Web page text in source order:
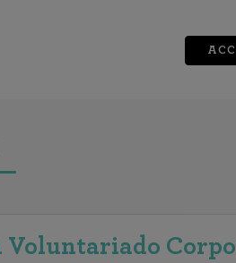
Voluntariado